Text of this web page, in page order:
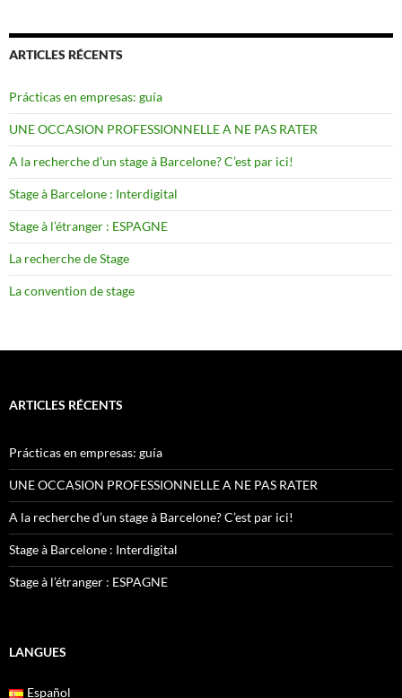
ARTICLES RÉCENTS
Prácticas en empresas: guía
UNE OCCASION PROFESSIONNELLE A NE PAS RATER
A la recherche d’un stage à Barcelone? C’est par ici!
Stage à Barcelone : Interdigital
Stage à l’étranger : ESPAGNE
La recherche de Stage
La convention de stage
ARTICLES RÉCENTS
Prácticas en empresas: guía
UNE OCCASION PROFESSIONNELLE A NE PAS RATER
A la recherche d’un stage à Barcelone? C’est par ici!
Stage à Barcelone : Interdigital
Stage à l’étranger : ESPAGNE
LANGUES
Español